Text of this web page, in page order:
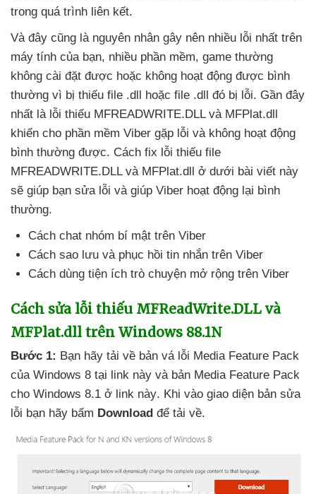
trong quá trình liên kết.
Và đây cũng là nguyên nhân gây nên nhiều lỗi nhất trên
máy tính của bạn, nhiều phần mềm, game thường
không cài đặt được hoặc không hoạt động được bình
thường vì bị thiếu file .dll hoặc file .dll đó bị lỗi. Gần đây
nhất là lỗi thiếu MFREADWRITE.DLL và MFPlat.dll
khiến cho phần mềm Viber gặp lỗi và không hoạt động
bình thường được. Cách fix lỗi thiếu file
MFREADWRITE.DLL và MFPlat.dll ở dưới bài viết này
sẽ giúp bạn sửa lỗi và giúp Viber hoạt động lại bình
thường.
Cách chat nhóm bí mật trên Viber
Cách sao lưu và phục hồi tin nhắn trên Viber
Cách dùng tiện ích trò chuyện mở rộng trên Viber
Cách sửa lỗi thiếu MFReadWrite.DLL và
MFPlat.dll trên Windows 88.1N
Bước 1: Bạn hãy tải về bản vá lỗi Media Feature Pack
của Windows 8 tại link này và bản Media Feature Pack
cho Windows 8.1 ở link này. Khi vào giao diện bản sửa
lỗi bạn hãy bấm Download để tải về.